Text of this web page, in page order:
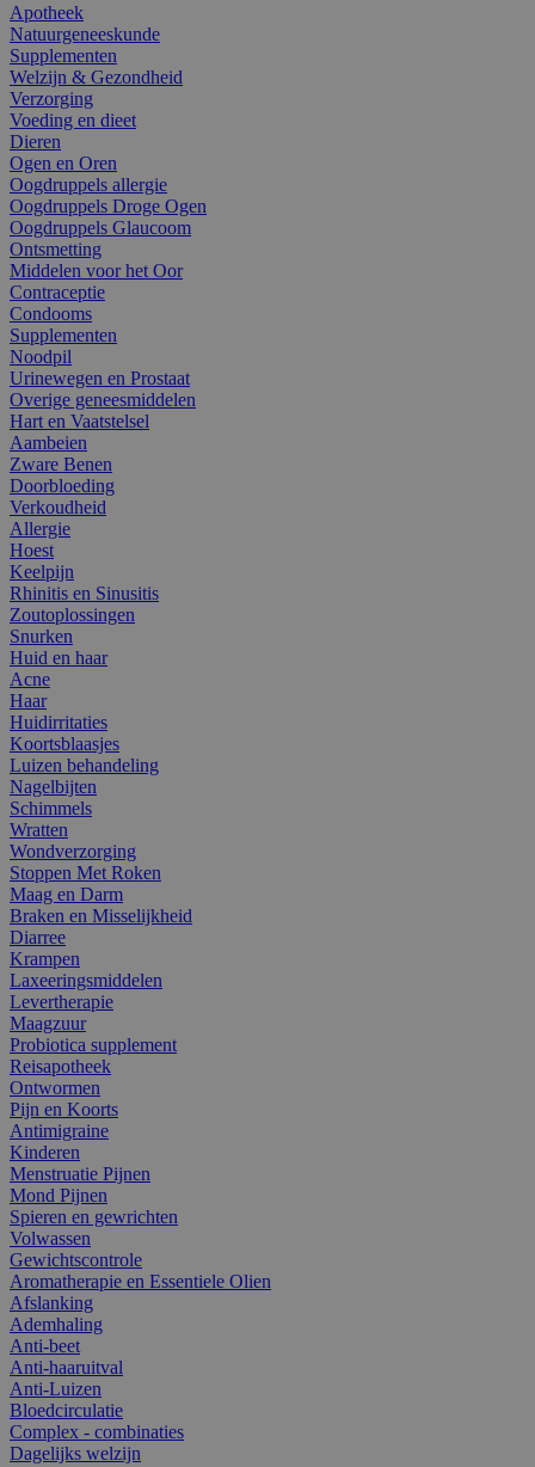
Apotheek
Natuurgeneeskunde
Supplementen
Welzijn & Gezondheid
Verzorging
Voeding en dieet
Dieren
Ogen en Oren
Oogdruppels allergie
Oogdruppels Droge Ogen
Oogdruppels Glaucoom
Ontsmetting
Middelen voor het Oor
Contraceptie
Condooms
Supplementen
Noodpil
Urinewegen en Prostaat
Overige geneesmiddelen
Hart en Vaatstelsel
Aambeien
Zware Benen
Doorbloeding
Verkoudheid
Allergie
Hoest
Keelpijn
Rhinitis en Sinusitis
Zoutoplossingen
Snurken
Huid en haar
Acne
Haar
Huidirritaties
Koortsblaasjes
Luizen behandeling
Nagelbijten
Schimmels
Wratten
Wondverzorging
Stoppen Met Roken
Maag en Darm
Braken en Misselijkheid
Diarree
Krampen
Laxeeringsmiddelen
Levertherapie
Maagzuur
Probiotica supplement
Reisapotheek
Ontwormen
Pijn en Koorts
Antimigraine
Kinderen
Menstruatie Pijnen
Mond Pijnen
Spieren en gewrichten
Volwassen
Gewichtscontrole
Aromatherapie en Essentiele Olien
Afslanking
Ademhaling
Anti-beet
Anti-haaruitval
Anti-Luizen
Bloedcirculatie
Complex - combinaties
Dagelijks welzijn